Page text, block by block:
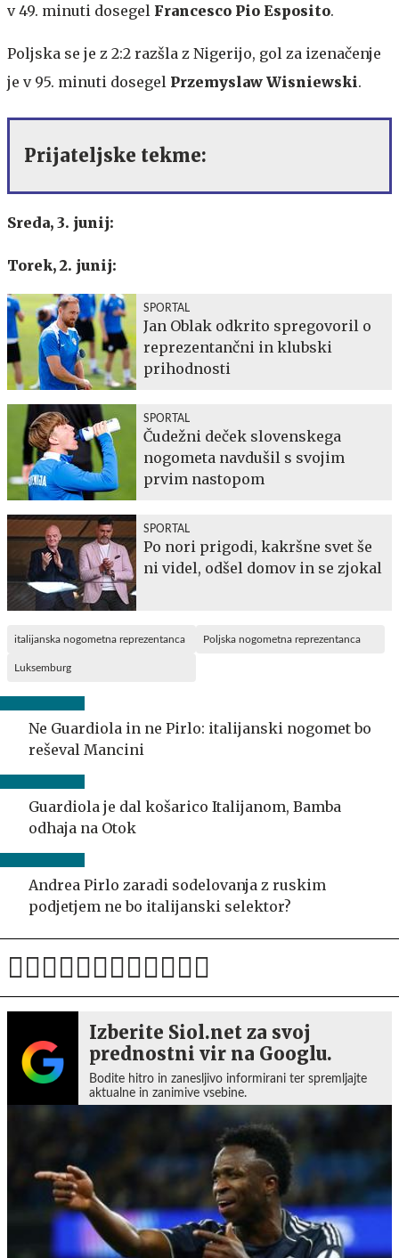
v 49. minuti dosegel Francesco Pio Esposito.
Poljska se je z 2:2 razšla z Nigerijo, gol za izenačenje
je v 95. minuti dosegel Przemyslaw Wisniewski.
Prijateljske tekme:
Sreda, 3. junij:
Torek, 2. junij:
SPORTAL
Jan Oblak odkrito spregovoril o
reprezentančni in klubski
prihodnosti
SPORTAL
Čudežni deček slovenskega
nogometa navdušil s svojim
prvim nastopom
SPORTAL
Po nori prigodi, kakršne svet še
ni videl, odšel domov in se zjokal
italijanska nogometna reprezentanca Poljska nogometna reprezentanca
Luksemburg
Ne Guardiola in ne Pirlo: italijanski nogomet bo
reševal Mancini
Guardiola je dal košarico Italijanom, Bamba
odhaja na Otok
Andrea Pirlo zaradi sodelovanja z ruskim
podjetjem ne bo italijanski selektor?
Izberite Siol.net za svoj
prednostni vir na Googlu.
Bodite hitro in zanesljivo informirani ter spremljajte
aktualne in zanimive vsebine.